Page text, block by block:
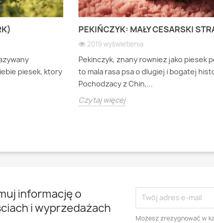
piesek, ktory
PEKIŃCZYK: MAŁY CESARSKI
2019 wyświetlenia
Pekinczyk, znany rowniez jako piesek
to mala rasa psa o dlugiej i bogatej
Pochodzacy z Chin,...
Czytaj więcej
informację o
i wyprzedażach
Możesz zrezygnować w